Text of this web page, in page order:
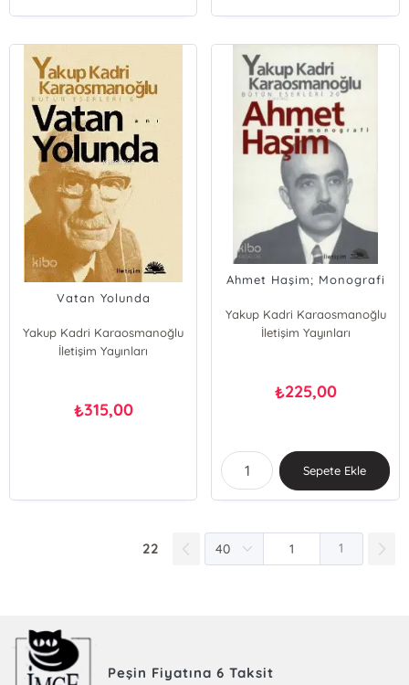
Vatan Yolunda
Yakup Kadri Karaosmanoğlu
İletişim Yayınları
₺315,00
Ahmet Haşim; Monografi
Yakup Kadri Karaosmanoğlu
İletişim Yayınları
₺225,00
Sepete Ekle
22 1
Peşin Fiyatına 6 Taksit